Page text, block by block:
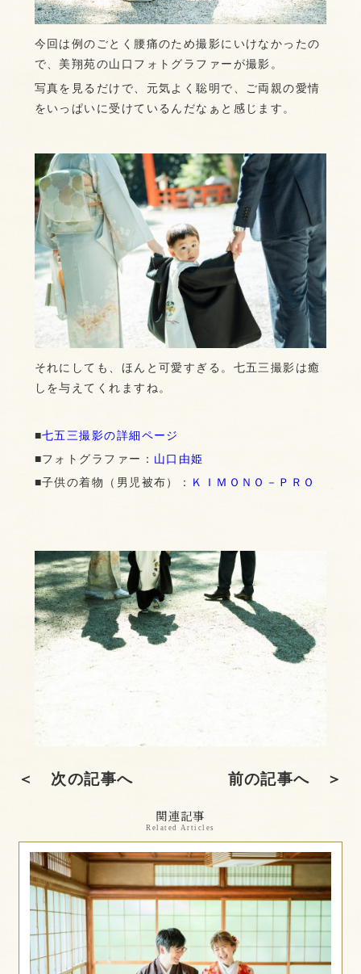
今回は例のごとく腰痛のため撮影にいけなかったの
で、美翔苑の山口フォトグラファーが撮影。
写真を見るだけで、元気よく聡明で、ご両親の愛情
をいっぱいに受けているんだなぁと感じます。
それにしても、ほんと可愛すぎる。七五三撮影は癒
しを与えてくれますね。
■七五三撮影の詳細ページ
■フォトグラファー： 山口由姫
■子供の着物（男児被布）：
ＫＩＭＯＮＯ－ＰＲＯ
＜ 次の記事へ 前の記事へ ＞
関連記事
Related Articles